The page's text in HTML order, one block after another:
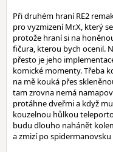
Při druhém hraní RE2
pro vyzmizení Mr.X, který
protože hraní si na
fičura, kterou bych ocenil.
přesto je jeho
komické momenty. Třeba
na mě kouká přes
tam zrovna nemá
protáhne dveřmi a když
kouzelnou hůlkou
budu dlouho nahánět
a zmizí po